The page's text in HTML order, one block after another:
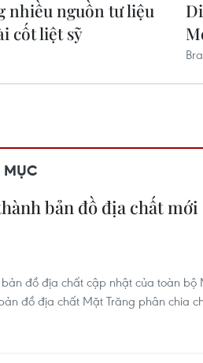
MỤC
bản đồ địa chất mới
đồ địa chất cập nhật của toàn bộ
đồ địa chất Mặt Trăng phân chia